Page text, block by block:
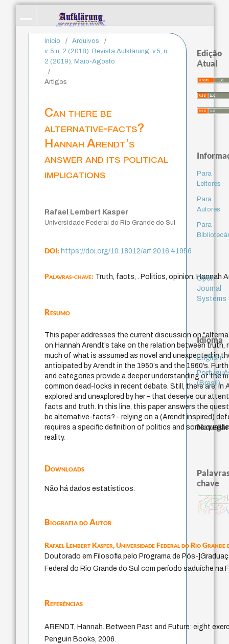
Início / Arquivos
/
v. 5 n. 2 (2018): Revista Aufklärung. v.5, n.
2 (2019), Maio-Agosto
/
Artigos
Can there be
alternative-facts?
Hannah Arendt’s
answer and its political
implications
Rafael Lembert Kasper
Universidade Federal do Rio Grande do Sul
DOI:https://doi.org/10.18012/arf.2016.41956
Palavras-chave: Truth, facts, . Politics, opinion, Hannah
Resumo
This paper addresses the current discussion on
on Hannah Arendt’s take on the relation between
much of what is assumed as novel and unexpected in
anticipated by Arendt in the 1950’s and the 1960’s.
and categories provide a deeper understanding of the
common dead-locks in recent debate. Still, there are, in
explored and unexplored by her – that deserve our
facts and truth. In this line, this paper answers the
be alternative-facts? - relying on a (Arendt inspired)
requires a specific definition of politics and some
reality.
Downloads
Não há dados estatísticos.
Biografia do Autor
Rafael Lembert Kasper,Universidade Federal do Rio Grande
Doutorado em Filosofia pelo Programa de Pós-
Federal do Rio Grande do Sul com período saduíche na
Referências
ARENDT, Hannah. Between Past and Future: eight
Penguin Books, 2006.
Edição
Atual
Para
Leitores
Para
Autores
Para
Open
Journal
Systems
Idioma
English
(Brasil)
Navegar
chave
fundamentalismo
jacobi
protágoras
experiência temporal
género
idade
intolerância
classical german philosophy
homem-medida
j.c.m. neto
palavra perdón
leyes
violencia guayaquil
logos
direito romano
pedagogia
lei
desejo
bataille mind
animais
viktor frankl